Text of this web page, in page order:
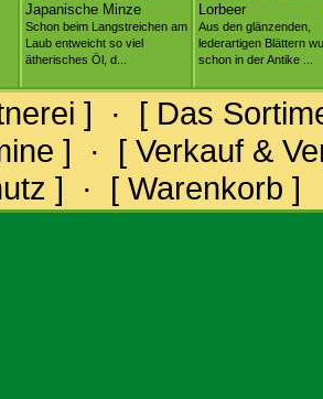
Japanische Minze
Schon beim Langstreichen am
Laub entweicht so viel
ätherisches Öl, d...
Lorbeer
Aus den glänzenden,
lederartigen Blättern
schon in der Antike ...
] · [ Das
] · [ Verkauf &
] · [ Warenkorb ]